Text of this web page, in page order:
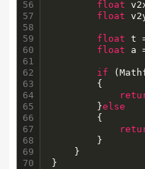
56
57
58
59
60
61
62
63
64
65
66
67
68
69
70
float
float
float t
float a
if
		}
else
}